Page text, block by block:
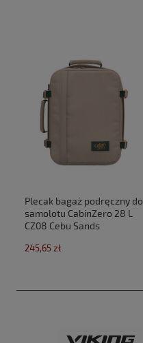
Plecak bagaż podręczny do
samolotu CabinZero 28 L
CZ08 Cebu Sands
Air)
245,65 zł